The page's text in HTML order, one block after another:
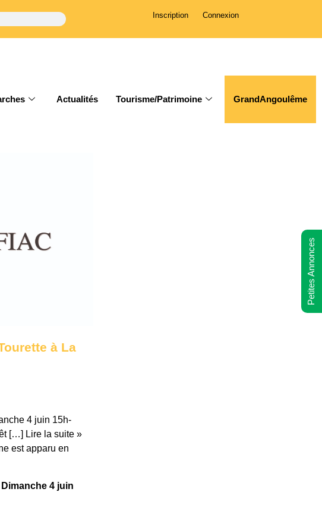
Inscription Connexion
Actualités Tourisme/Patrimoine GrandAngoulême
à La
4 juin 15h-
[…] Lire la suite »
est apparu en
4 juin
Petites Annonces